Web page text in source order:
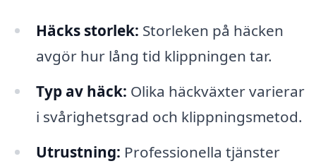
Häcks storlek: Storleken på häcken
avgör hur lång tid klippningen tar.
Typ av häck: Olika häckväxter varierar
i svårighetsgrad och klippningsmetod.
Utrustning: Professionella tjänster